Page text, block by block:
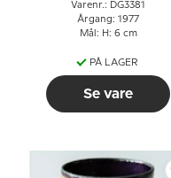
Varenr.: DG3381
Årgang: 1977
Mål: H: 6 cm
PÅ LAGER
Se vare